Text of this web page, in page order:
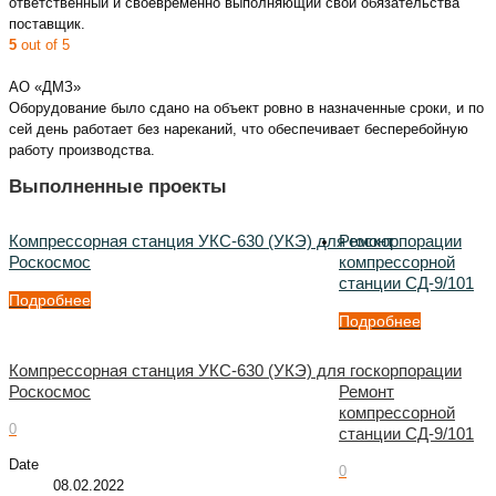
поставщик.
5 out of 5
АО «ДМЗ»
Оборудование было сдано на объект ровно в назначенные сроки, и по
сей день работает без нареканий, что обеспечивает бесперебойную
работу производства.
Выполненные проекты
Компрессорная станция УКС-630 (УКЭ) для госкорпорации
Роскосмос
Подробнее
Компрессорная станция УКС-630 (УКЭ) для госкорпорации
Роскосмос
0
Date
08.02.2022
Ремонт
компрессорной
станции СД-9/101
Подробнее
Ремонт
компрессорной
станции СД-9/101
0